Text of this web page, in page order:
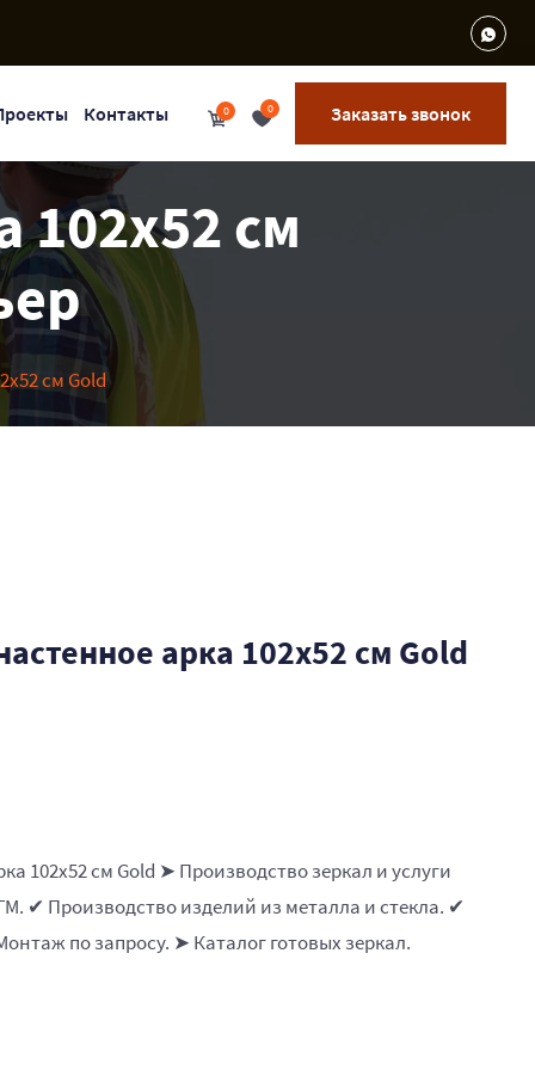
Контакты 0 0 Заказать звонок
102х52 см
см Gold
арка 102х52 см Gold
102х52 см Gold ➤ Производство зеркал и услуги
✔ Производство изделий из металла и стекла. ✔
по запросу. ➤ Каталог готовых зеркал.